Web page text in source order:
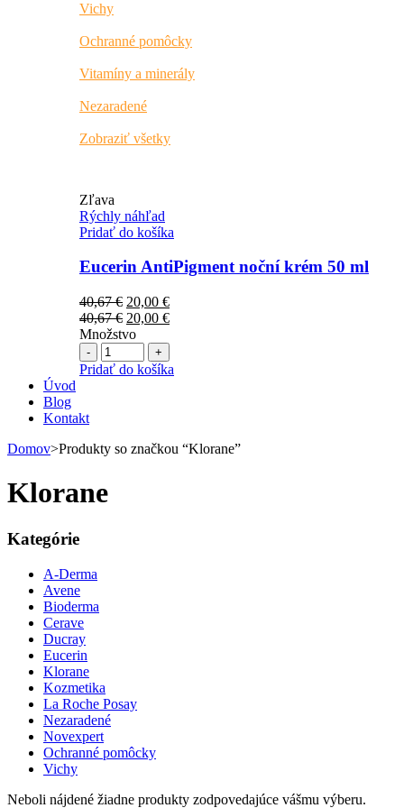
Vichy
Ochranné pomôcky
Vitamíny a minerály
Nezaradené
Zobraziť všetky
Zľava
Rýchly náhľad
Pridať do košíka
Eucerin AntiPigment noční krém 50 ml
40,67€ Pôvodná
cena
bola:
40,67 €.
20,00 €Aktuálna
cena
20,00 €.
40,67€ Pôvodná
cena
bola:
40,67 €.
20,00 €Aktuálna
je:
20,00 €.
Množstvo
Počet
Pridať do košíka
Úvod
Blog
Kontakt
Domov>Produkty so značkou “Klorane”
Klorane
Kategórie
A-Derma
Avene
Bioderma
Cerave
Ducray
Eucerin
Klorane
Kozmetika
La Roche Posay
Nezaradené
Novexpert
Ochranné pomôcky
Vichy
Neboli nájdené žiadne produkty zodpovedajúce vášmu výberu.